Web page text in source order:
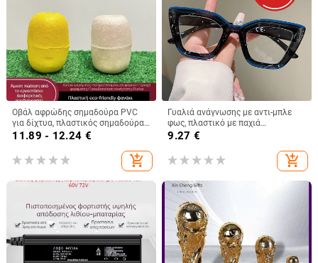
Οβάλ αφρώδης σημαδούρα PVC
για δίχτυα, πλαστικός σημαδούρας
αλιείας
11.89 - 12.24 €
add_shopping_cart
Γυαλιά ανάγνωσης με αντι-μπλε
φως, πλαστικό με παχιά
τετράγωνη κατασκευή και πλήρες
9.27 €
add_shopping_cart